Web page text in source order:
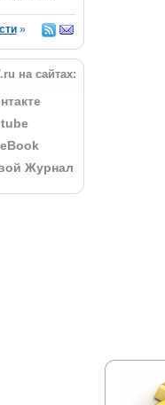
»
на сайтах:
Журнал